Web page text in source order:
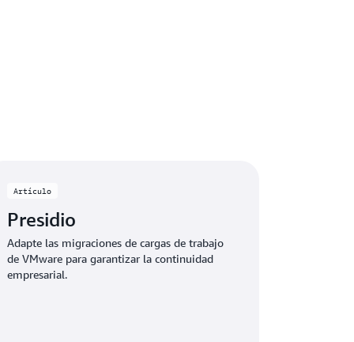
Artículo
Presidio
Adapte las migraciones de cargas de trabajo
de VMware para garantizar la continuidad
empresarial.